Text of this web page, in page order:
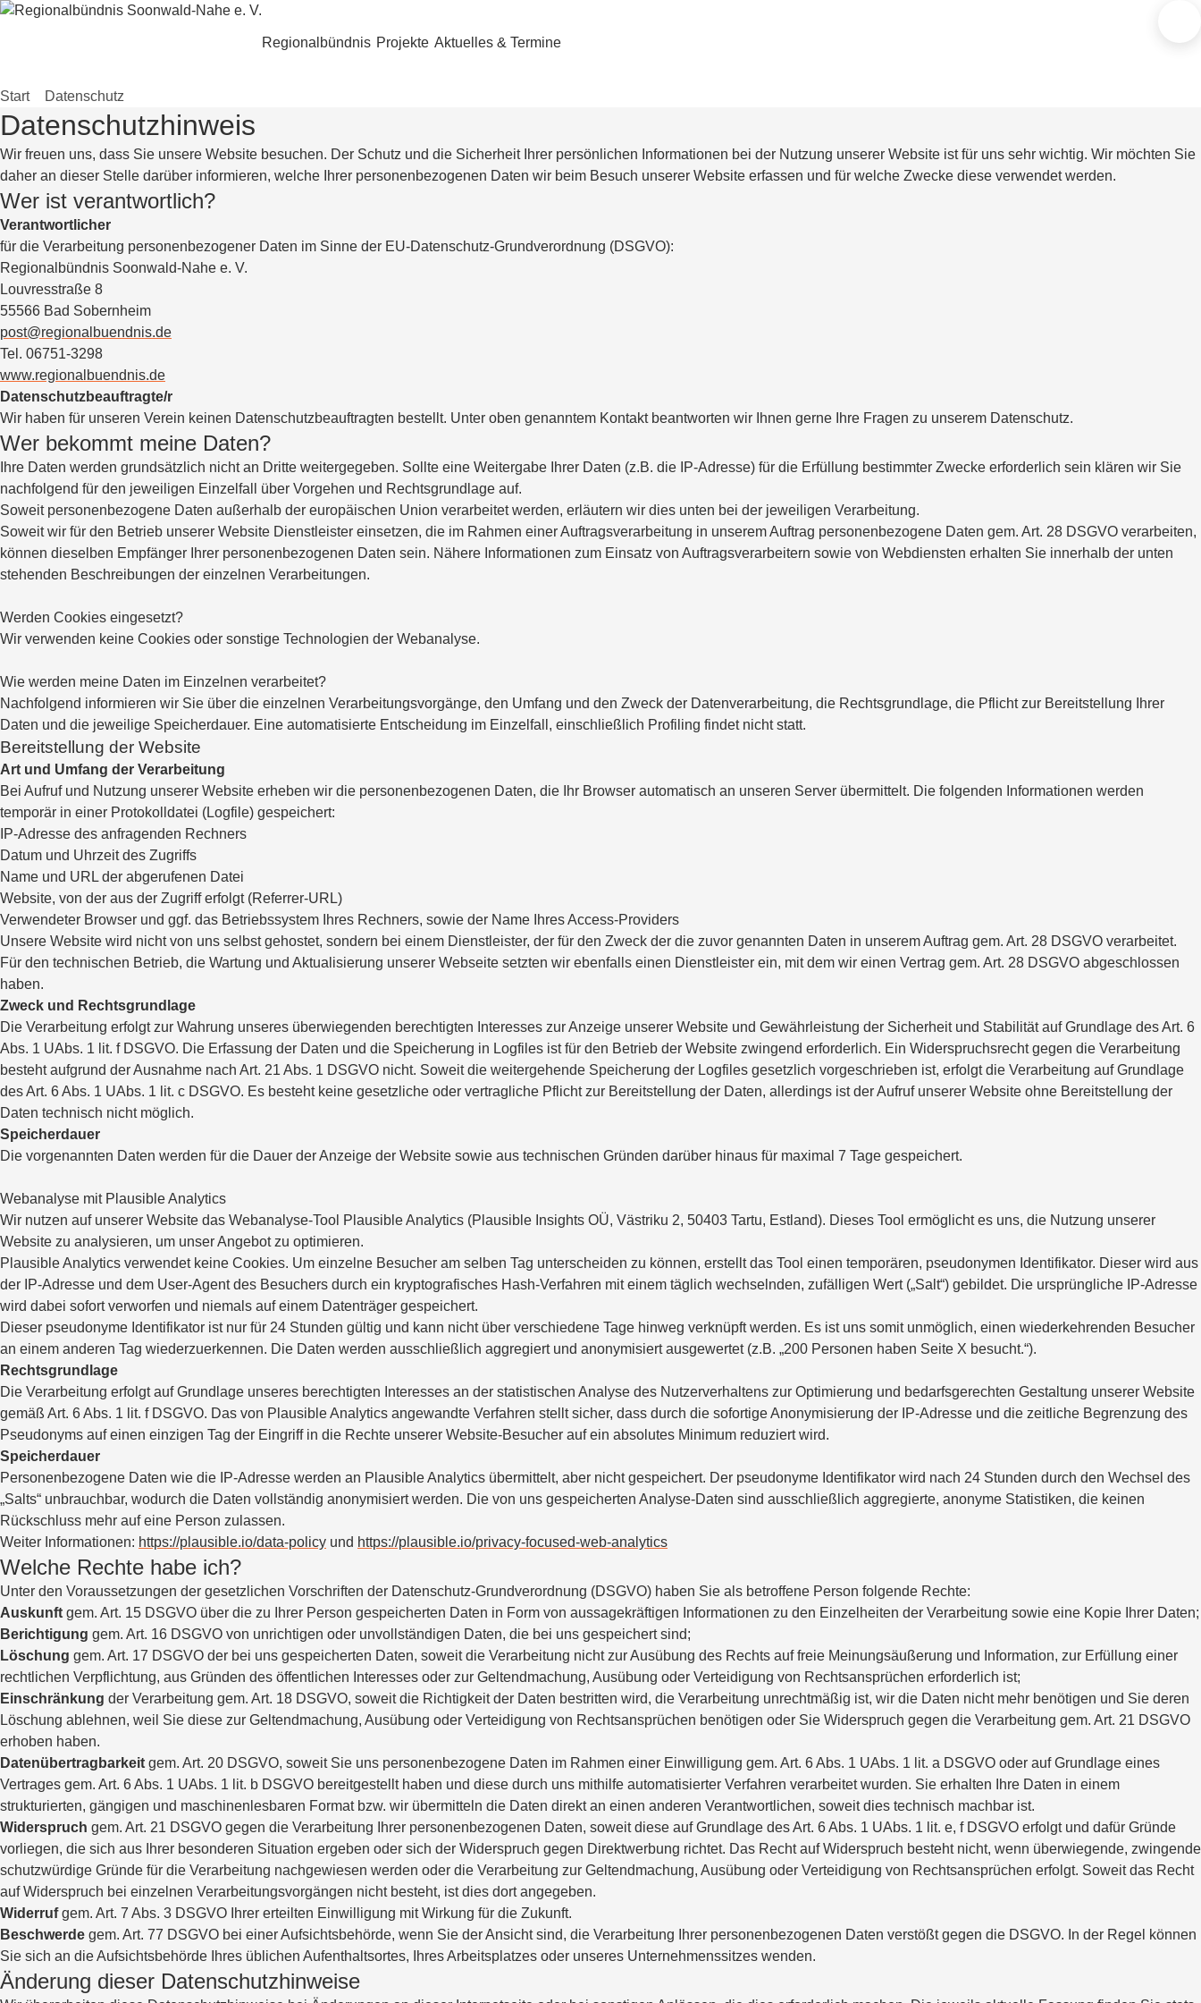
Zum Hauptinhalt springen
Regionalbündnis Projekte Aktuelles & Termine
Start Datenschutz
Datenschutzhinweis
Wir freuen uns, dass Sie unsere Website besuchen. Der Schutz und die Sicherheit Ihrer persönlichen Informationen bei der Nutzung unserer Website ist für uns sehr wichtig. Wir möchten Sie
daher an dieser Stelle darüber informieren, welche Ihrer personenbezogenen Daten wir beim Besuch unserer Website erfassen und für welche Zwecke diese verwendet werden.
Wer ist verantwortlich?
Verantwortlicher
für die Verarbeitung personenbezogener Daten im Sinne der EU-Datenschutz-Grundverordnung (DSGVO):
Regionalbündnis Soonwald-Nahe e. V.
Louvresstraße 8
55566 Bad Sobernheim
post@regionalbuendnis.de
Tel. 06751-3298
www.regionalbuendnis.de
Datenschutzbeauftragte/r
Wir haben für unseren Verein keinen Datenschutzbeauftragten bestellt. Unter oben genanntem Kontakt beantworten wir Ihnen gerne Ihre Fragen zu unserem Datenschutz.
Wer bekommt meine Daten?
Ihre Daten werden grundsätzlich nicht an Dritte weitergegeben. Sollte eine Weitergabe Ihrer Daten (z.B. die IP-Adresse) für die Erfüllung bestimmter Zwecke erforderlich sein klären wir Sie
nachfolgend für den jeweiligen Einzelfall über Vorgehen und Rechtsgrundlage auf.
Soweit personenbezogene Daten außerhalb der europäischen Union verarbeitet werden, erläutern wir dies unten bei der jeweiligen Verarbeitung.
Soweit wir für den Betrieb unserer Website Dienstleister einsetzen, die im Rahmen einer Auftragsverarbeitung in unserem Auftrag personenbezogene Daten gem. Art. 28 DSGVO verarbeiten,
können dieselben Empfänger Ihrer personenbezogenen Daten sein. Nähere Informationen zum Einsatz von Auftragsverarbeitern sowie von Webdiensten erhalten Sie innerhalb der unten
stehenden Beschreibungen der einzelnen Verarbeitungen.
Werden Cookies eingesetzt?
Wir verwenden keine Cookies oder sonstige Technologien der Webanalyse.
Wie werden meine Daten im Einzelnen verarbeitet?
Nachfolgend informieren wir Sie über die einzelnen Verarbeitungsvorgänge, den Umfang und den Zweck der Datenverarbeitung, die Rechtsgrundlage, die Pflicht zur Bereitstellung Ihrer
Daten und die jeweilige Speicherdauer. Eine automatisierte Entscheidung im Einzelfall, einschließlich Profiling findet nicht statt.
Bereitstellung der Website
Art und Umfang der Verarbeitung
Bei Aufruf und Nutzung unserer Website erheben wir die personenbezogenen Daten, die Ihr Browser automatisch an unseren Server übermittelt. Die folgenden Informationen werden
temporär in einer Protokolldatei (Logfile) gespeichert:
IP-Adresse des anfragenden Rechners
Datum und Uhrzeit des Zugriffs
Name und URL der abgerufenen Datei
Website, von der aus der Zugriff erfolgt (Referrer-URL)
Verwendeter Browser und ggf. das Betriebssystem Ihres Rechners, sowie der Name Ihres Access-Providers
Unsere Website wird nicht von uns selbst gehostet, sondern bei einem Dienstleister, der für den Zweck der die zuvor genannten Daten in unserem Auftrag gem. Art. 28 DSGVO verarbeitet.
Für den technischen Betrieb, die Wartung und Aktualisierung unserer Webseite setzten wir ebenfalls einen Dienstleister ein, mit dem wir einen Vertrag gem. Art. 28 DSGVO abgeschlossen
haben.
Zweck und Rechtsgrundlage
Die Verarbeitung erfolgt zur Wahrung unseres überwiegenden berechtigten Interesses zur Anzeige unserer Website und Gewährleistung der Sicherheit und Stabilität auf Grundlage des Art. 6
Abs. 1 UAbs. 1 lit. f DSGVO. Die Erfassung der Daten und die Speicherung in Logfiles ist für den Betrieb der Website zwingend erforderlich. Ein Widerspruchsrecht gegen die Verarbeitung
besteht aufgrund der Ausnahme nach Art. 21 Abs. 1 DSGVO nicht. Soweit die weitergehende Speicherung der Logfiles gesetzlich vorgeschrieben ist, erfolgt die Verarbeitung auf Grundlage
des Art. 6 Abs. 1 UAbs. 1 lit. c DSGVO. Es besteht keine gesetzliche oder vertragliche Pflicht zur Bereitstellung der Daten, allerdings ist der Aufruf unserer Website ohne Bereitstellung der
Daten technisch nicht möglich.
Speicherdauer
Die vorgenannten Daten werden für die Dauer der Anzeige der Website sowie aus technischen Gründen darüber hinaus für maximal 7 Tage gespeichert.
Webanalyse mit Plausible Analytics
Wir nutzen auf unserer Website das Webanalyse-Tool Plausible Analytics (Plausible Insights OÜ, Västriku 2, 50403 Tartu, Estland). Dieses Tool ermöglicht es uns, die Nutzung unserer
Website zu analysieren, um unser Angebot zu optimieren.
Plausible Analytics verwendet keine Cookies. Um einzelne Besucher am selben Tag unterscheiden zu können, erstellt das Tool einen temporären, pseudonymen Identifikator. Dieser wird aus
der IP-Adresse und dem User-Agent des Besuchers durch ein kryptografisches Hash-Verfahren mit einem täglich wechselnden, zufälligen Wert („Salt“) gebildet. Die ursprüngliche IP-Adresse
wird dabei sofort verworfen und niemals auf einem Datenträger gespeichert.
Dieser pseudonyme Identifikator ist nur für 24 Stunden gültig und kann nicht über verschiedene Tage hinweg verknüpft werden. Es ist uns somit unmöglich, einen wiederkehrenden Besucher
an einem anderen Tag wiederzuerkennen. Die Daten werden ausschließlich aggregiert und anonymisiert ausgewertet (z.B. „200 Personen haben Seite X besucht.“).
Rechtsgrundlage
Die Verarbeitung erfolgt auf Grundlage unseres berechtigten Interesses an der statistischen Analyse des Nutzerverhaltens zur Optimierung und bedarfsgerechten Gestaltung unserer Website
gemäß Art. 6 Abs. 1 lit. f DSGVO. Das von Plausible Analytics angewandte Verfahren stellt sicher, dass durch die sofortige Anonymisierung der IP-Adresse und die zeitliche Begrenzung des
Pseudonyms auf einen einzigen Tag der Eingriff in die Rechte unserer Website-Besucher auf ein absolutes Minimum reduziert wird.
Speicherdauer
Personenbezogene Daten wie die IP-Adresse werden an Plausible Analytics übermittelt, aber nicht gespeichert. Der pseudonyme Identifikator wird nach 24 Stunden durch den Wechsel des
„Salts“ unbrauchbar, wodurch die Daten vollständig anonymisiert werden. Die von uns gespeicherten Analyse-Daten sind ausschließlich aggregierte, anonyme Statistiken, die keinen
Rückschluss mehr auf eine Person zulassen.
Weiter Informationen: https://plausible.io/data-policy und https://plausible.io/privacy-focused-web-analytics
Welche Rechte habe ich?
Unter den Voraussetzungen der gesetzlichen Vorschriften der Datenschutz-Grundverordnung (DSGVO) haben Sie als betroffene Person folgende Rechte:
Auskunft gem. Art. 15 DSGVO über die zu Ihrer Person gespeicherten Daten in Form von aussagekräftigen Informationen zu den Einzelheiten der Verarbeitung sowie eine Kopie Ihrer Daten;
Berichtigung gem. Art. 16 DSGVO von unrichtigen oder unvollständigen Daten, die bei uns gespeichert sind;
Löschung gem. Art. 17 DSGVO der bei uns gespeicherten Daten, soweit die Verarbeitung nicht zur Ausübung des Rechts auf freie Meinungsäußerung und Information, zur Erfüllung einer
rechtlichen Verpflichtung, aus Gründen des öffentlichen Interesses oder zur Geltendmachung, Ausübung oder Verteidigung von Rechtsansprüchen erforderlich ist;
Einschränkung der Verarbeitung gem. Art. 18 DSGVO, soweit die Richtigkeit der Daten bestritten wird, die Verarbeitung unrechtmäßig ist, wir die Daten nicht mehr benötigen und Sie deren
Löschung ablehnen, weil Sie diese zur Geltendmachung, Ausübung oder Verteidigung von Rechtsansprüchen benötigen oder Sie Widerspruch gegen die Verarbeitung gem. Art. 21 DSGVO
erhoben haben.
Datenübertragbarkeit gem. Art. 20 DSGVO, soweit Sie uns personenbezogene Daten im Rahmen einer Einwilligung gem. Art. 6 Abs. 1 UAbs. 1 lit. a DSGVO oder auf Grundlage eines
Vertrages gem. Art. 6 Abs. 1 UAbs. 1 lit. b DSGVO bereitgestellt haben und diese durch uns mithilfe automatisierter Verfahren verarbeitet wurden. Sie erhalten Ihre Daten in einem
strukturierten, gängigen und maschinenlesbaren Format bzw. wir übermitteln die Daten direkt an einen anderen Verantwortlichen, soweit dies technisch machbar ist.
Widerspruch gem. Art. 21 DSGVO gegen die Verarbeitung Ihrer personenbezogenen Daten, soweit diese auf Grundlage des Art. 6 Abs. 1 UAbs. 1 lit. e, f DSGVO erfolgt und dafür Gründe
vorliegen, die sich aus Ihrer besonderen Situation ergeben oder sich der Widerspruch gegen Direktwerbung richtet. Das Recht auf Widerspruch besteht nicht, wenn überwiegende, zwingende
schutzwürdige Gründe für die Verarbeitung nachgewiesen werden oder die Verarbeitung zur Geltendmachung, Ausübung oder Verteidigung von Rechtsansprüchen erfolgt. Soweit das Recht
auf Widerspruch bei einzelnen Verarbeitungsvorgängen nicht besteht, ist dies dort angegeben.
Widerrufgem. Art. 7 Abs. 3 DSGVO Ihrer erteilten Einwilligung mit Wirkung für die Zukunft.
Beschwerde gem. Art. 77 DSGVO bei einer Aufsichtsbehörde, wenn Sie der Ansicht sind, die Verarbeitung Ihrer personenbezogenen Daten verstößt gegen die DSGVO. In der Regel können
Sie sich an die Aufsichtsbehörde Ihres üblichen Aufenthaltsortes, Ihres Arbeitsplatzes oder unseres Unternehmenssitzes wenden.
Änderung dieser Datenschutzhinweise